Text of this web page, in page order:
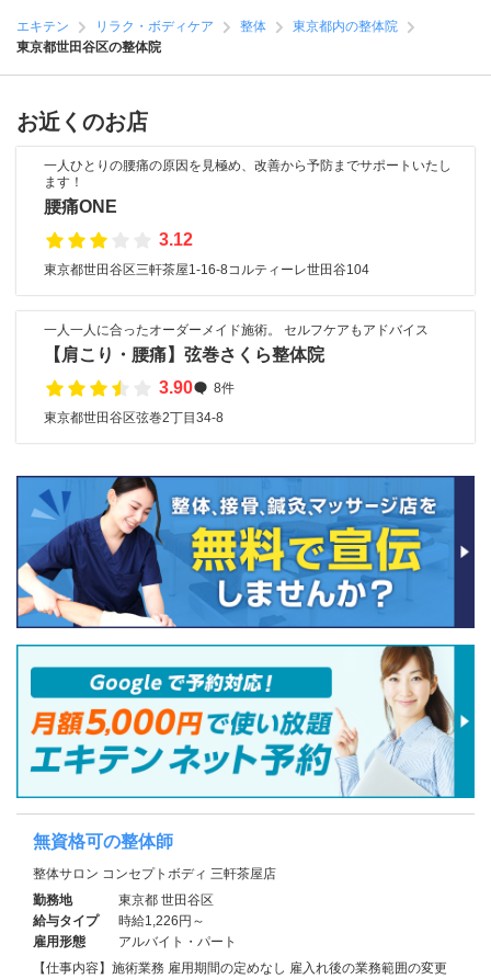
エキテン リラク・ボディケア 整体
東京都内の整体院
東京都世田谷区の整体院
お近くのお店
一人ひとりの腰痛の原因を見極め、改善から予防までサポートいたし
ます！
腰痛ONE
3.12
東京都世田谷区三軒茶屋1-16-8コルティーレ世田谷104
一人一人に合ったオーダーメイド施術。 セルフケアもアドバイス
【肩こり・腰痛】弦巻さくら整体院
3.90
8件
東京都世田谷区弦巻2丁目34-8
無資格可の整体師
整体サロン コンセプトボディ 三軒茶屋店
勤務地
東京都 世田谷区
給与タイプ
時給1,226円～
雇用形態
アルバイト・パート
【仕事内容】施術業務 雇用期間の定めなし 雇入れ後の業務範囲の変更